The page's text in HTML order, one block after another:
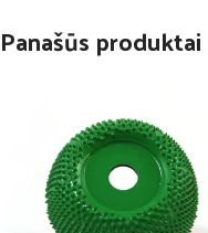
Panašūs produktai